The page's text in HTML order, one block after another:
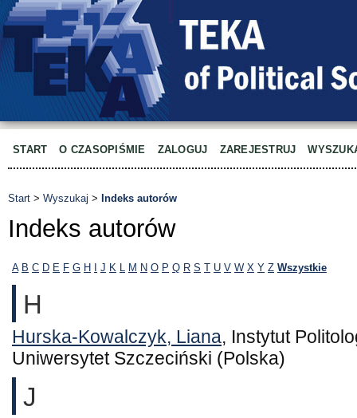
START O CZASOPIŚMIE ZALOGUJ ZAREJESTRUJ
Start > Wyszukaj > Indeks autorów
Indeks autorów
A B C D E F G H J K L M N O P Q R S T U V W X Y Z Wszystkie
H
Hurska-Kowalczyk, Liana, Instytut
Uniwersytet Szczeciński (Polska)
J